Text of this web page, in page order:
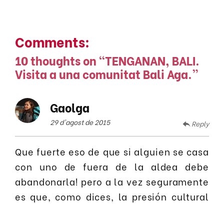
Comments:
10 thoughts on “TENGANAN, BALI.
Visita a una comunitat Bali Aga.”
Gaolga
29 d'agost de 2015 Reply
Que fuerte eso de que si alguien se casa
con uno de fuera de la aldea debe
abandonarla! pero a la vez seguramente
es que, como dices, la presión cultural